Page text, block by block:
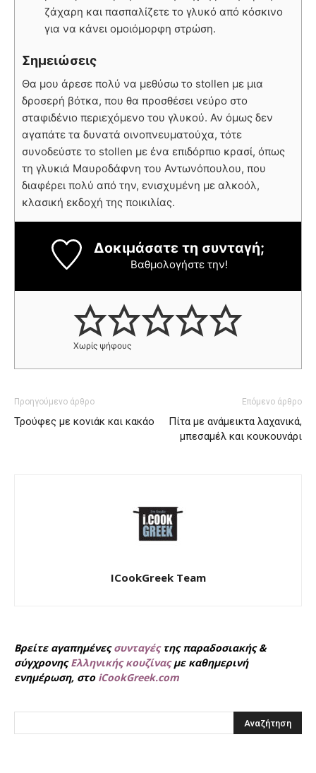
ζάχαρη και πασπαλίζετε το γλυκό από κόσκινο
για να κάνει ομοιόμορφη στρώση.
Σημειώσεις
Θα μου άρεσε πολύ να μεθύσω το stollen με μια
δροσερή βότκα, που θα προσθέσει νεύρο στο
σταφιδένιο περιεχόμενο του γλυκού. Αν όμως δεν
αγαπάτε τα δυνατά οινοπνευματούχα, τότε
συνοδεύστε το stollen με ένα επιδόρπιο κρασί, όπως
τη γλυκιά Μαυροδάφνη του Αντωνόπουλου, που
διαφέρει πολύ από την, ενισχυμένη με αλκοόλ,
κλασική εκδοχή της ποικιλίας.
Δοκιμάσατε τη συνταγή;
Βαθμολογήστε την!
Χωρίς ψήφους
Προηγούμενο άρθρο
Τρούφες με κονιάκ και κακάο
Επόμενο άρθρο
Πίτα με ανάμεικτα λαχανικά,
μπεσαμέλ και κουκουνάρι
ICookGreek Team
Βρείτε αγαπημένεςσυνταγέςτης παραδοσιακής &
σύγχρονηςΕλληνικής κουζίναςμε καθημερινή
ενημέρωση, στο iCookGreek.com